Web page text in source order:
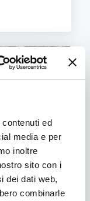
ed
media e per
inoltre
sito con i
dei dati web,
combinarle
E CHIRURGIA
della